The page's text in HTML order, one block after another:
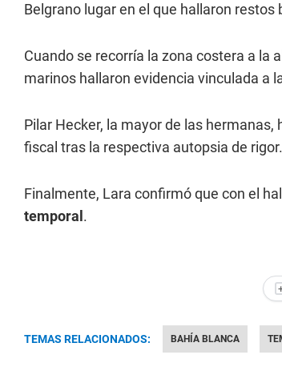
Belgrano lugar en el que hallaron restos
Cuando se recorría la zona costera a la
marinos hallaron evidencia vinculada a
Pilar Hecker, la mayor de las
fiscal tras la respectiva autopsia de rigor.
Finalmente, Lara confirmó que con el
temporal .
TEMAS RELACIONADOS: BAHÍA BLANCA